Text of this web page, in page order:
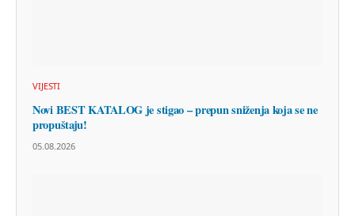
VIJESTI
Novi BEST KATALOG je stigao – prepun sniženja koja se ne
propuštaju!
05.08.2026